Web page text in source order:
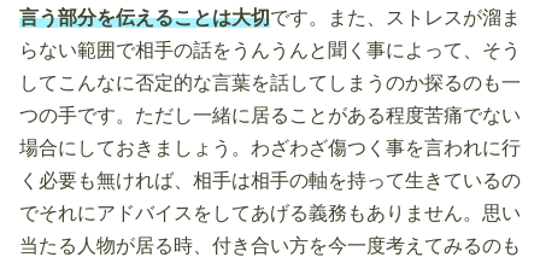
言う部分を伝えることは大切です。また、ストレスが溜ま
らない範囲で相手の話をうんうんと聞く事によって、そう
してこんなに否定的な言葉を話してしまうのか探るのも一
つの手です。ただし一緒に居ることがある程度苦痛でない
場合にしておきましょう。わざわざ傷つく事を言われに行
く必要も無ければ、相手は相手の軸を持って生きているの
でそれにアドバイスをしてあげる義務もありません。思い
当たる人物が居る時、付き合い方を今一度考えてみるのも